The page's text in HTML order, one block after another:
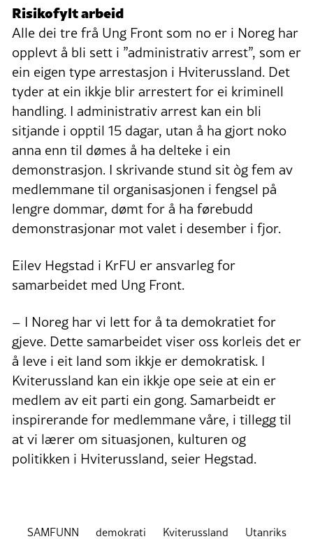
Risikofylt arbeid
Alle dei tre frå Ung Front som no er i Noreg har
opplevt å bli sett i ”administrativ arrest”, som er
ein eigen type arrestasjon i Hviterussland. Det
tyder at ein ikkje blir arrestert for ei kriminell
handling. I administrativ arrest kan ein bli
sitjande i opptil 15 dagar, utan å ha gjort noko
anna enn til dømes å ha delteke i ein
demonstrasjon. I skrivande stund sit òg fem av
medlemmane til organisasjonen i fengsel på
lengre dommar, dømt for å ha førebudd
demonstrasjonar mot valet i desember i fjor.
Eilev Hegstad i KrFU er ansvarleg for
samarbeidet med Ung Front.
– I Noreg har vi lett for å ta demokratiet for
gjeve. Dette samarbeidet viser oss korleis det er
å leve i eit land som ikkje er demokratisk. I
Kviterussland kan ein ikkje ope seie at ein er
medlem av eit parti ein gong. Samarbeidt er
inspirerande for medlemmane våre, i tillegg til
at vi lærer om situasjonen, kulturen og
politikken i Hviterussland, seier Hegstad.
SAMFUNN demokrati Kviterussland Utanriks